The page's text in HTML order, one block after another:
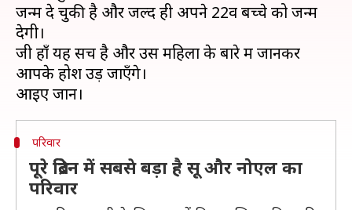
जन्म दे चुकी है और जल्द ही अपने 22वें बच्चे को जन्म
देगी।
जी हाँ यह सच है और उस महिला के बारे में जानकर
आपके होश उड़ जाएँगे।
परिवार
पूरे ब्रिटेन में सबसे बड़ा है सू और नोएल का
परिवार